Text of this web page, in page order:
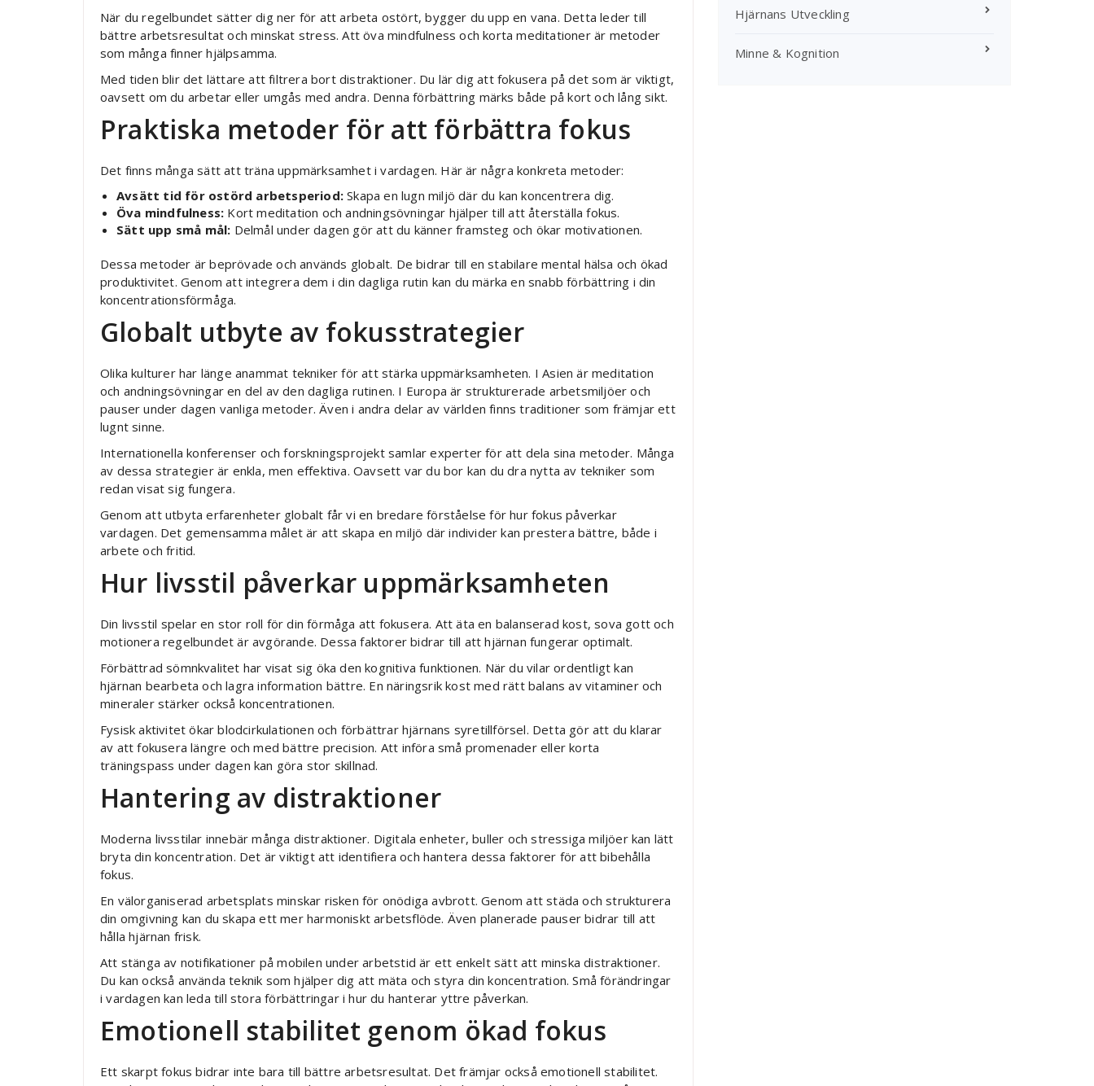
När du regelbundet sätter dig ner för att arbeta ostört, bygger du upp en vana. Detta leder till
bättre arbetsresultat och minskat stress. Att öva mindfulness och korta meditationer är metoder
som många finner hjälpsamma.
Med tiden blir det lättare att filtrera bort distraktioner. Du lär dig att fokusera på det som är viktigt,
oavsett om du arbetar eller umgås med andra. Denna förbättring märks både på kort och lång sikt.
Praktiska metoder för att förbättra fokus
Det finns många sätt att träna uppmärksamhet i vardagen. Här är några konkreta metoder:
Avsätt tid för ostörd arbetsperiod: Skapa en lugn miljö där du kan koncentrera dig.
Öva mindfulness: Kort meditation och andningsövningar hjälper till att återställa fokus.
Sätt upp små mål: Delmål under dagen gör att du känner framsteg och ökar motivationen.
Dessa metoder är beprövade och används globalt. De bidrar till en stabilare mental hälsa och ökad
produktivitet. Genom att integrera dem i din dagliga rutin kan du märka en snabb förbättring i din
koncentrationsförmåga.
Globalt utbyte av fokusstrategier
Olika kulturer har länge anammat tekniker för att stärka uppmärksamheten. I Asien är meditation
och andningsövningar en del av den dagliga rutinen. I Europa är strukturerade arbetsmiljöer och
pauser under dagen vanliga metoder. Även i andra delar av världen finns traditioner som främjar ett
lugnt sinne.
Internationella konferenser och forskningsprojekt samlar experter för att dela sina metoder. Många
av dessa strategier är enkla, men effektiva. Oavsett var du bor kan du dra nytta av tekniker som
redan visat sig fungera.
Genom att utbyta erfarenheter globalt får vi en bredare förståelse för hur fokus påverkar
vardagen. Det gemensamma målet är att skapa en miljö där individer kan prestera bättre, både i
arbete och fritid.
Hur livsstil påverkar uppmärksamheten
Din livsstil spelar en stor roll för din förmåga att fokusera. Att äta en balanserad kost, sova gott och
motionera regelbundet är avgörande. Dessa faktorer bidrar till att hjärnan fungerar optimalt.
Förbättrad sömnkvalitet har visat sig öka den kognitiva funktionen. När du vilar ordentligt kan
hjärnan bearbeta och lagra information bättre. En näringsrik kost med rätt balans av vitaminer och
mineraler stärker också koncentrationen.
Fysisk aktivitet ökar blodcirkulationen och förbättrar hjärnans syretillförsel. Detta gör att du klarar
av att fokusera längre och med bättre precision. Att införa små promenader eller korta
träningspass under dagen kan göra stor skillnad.
Hantering av distraktioner
Moderna livsstilar innebär många distraktioner. Digitala enheter, buller och stressiga miljöer kan lätt
bryta din koncentration. Det är viktigt att identifiera och hantera dessa faktorer för att bibehålla
fokus.
En välorganiserad arbetsplats minskar risken för onödiga avbrott. Genom att städa och strukturera
din omgivning kan du skapa ett mer harmoniskt arbetsflöde. Även planerade pauser bidrar till att
hålla hjärnan frisk.
Att stänga av notifikationer på mobilen under arbetstid är ett enkelt sätt att minska distraktioner.
Du kan också använda teknik som hjälper dig att mäta och styra din koncentration. Små förändringar
i vardagen kan leda till stora förbättringar i hur du hanterar yttre påverkan.
Emotionell stabilitet genom ökad fokus
Ett skarpt fokus bidrar inte bara till bättre arbetsresultat. Det främjar också emotionell stabilitet.
Hjärnans Utveckling
Minne & Kognition